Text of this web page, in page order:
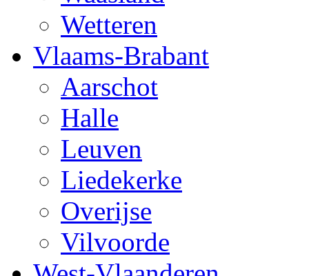
Wetteren
Vlaams-Brabant
Aarschot
Halle
Leuven
Liedekerke
Overijse
Vilvoorde